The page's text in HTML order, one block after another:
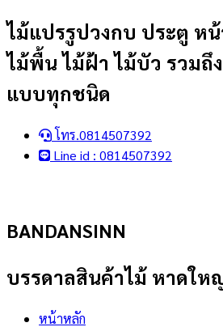
Skip
content
ไม้แปรรูปวงกบ ประตู ห
ไม้พื้น ไม้ฝ้า ไม้บัว รวมถึ
แบบทุกชนิด
โทร.0814507392
Line id : 0814507392
BANDANSINN
บรรดาลสินค้าไม้ หาดให
หน้าหลัก